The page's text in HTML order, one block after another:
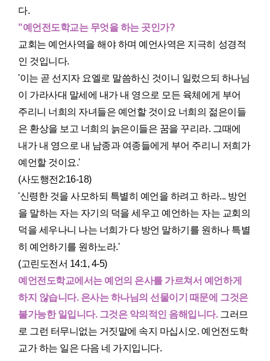
다.
"예언전도학교는 무엇을 하는 곳인가?
교회는 예언사역을 해야 하며 예언사역은 지극히 성경적
인 것입니다.
'이는 곧 선지자 요엘로 말씀하신 것이니 일렀으되 하나님
이 가라사대 말세에 내가 내 영으로 모든 육체에게 부어
주리니 너희의 자녀들은 예언할 것이요 너희의 젊은이들
은 환상을 보고 너희의 늙은이들은 꿈을 꾸리라. 그때에
내가 내 영으로 내 남종과 여종들에게 부어 주리니 저희가
예언할 것이요.'
(사도행전2:16-18)
'신령한 것을 사모하되 특별히 예언을 하려고 하라... 방언
을 말하는 자는 자기의 덕을 세우고 예언하는 자는 교회의
덕을 세우나니 나는 너희가 다 방언 말하기를 원하나 특별
히 예언하기를 원하노라.'
(고린도전서 14:1, 4-5)
예언전도학교에서는 예언의 은사를 가르쳐서 예언하게
하지 않습니다. 은사는 하나님의 선물이기 때문에 그것은
불가능한 일입니다. 그것은 악의적인 음해입니다.그러므
로 그런 터무니없는 거짓말에 속지 마십시오. 예언전도학
교가 하는 일은 다음 네 가지입니다.